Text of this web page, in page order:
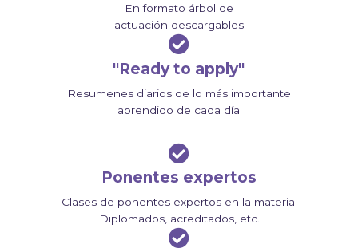
En formato árbol de
actuación descargables
"Ready to apply"
Resumenes diarios de lo más importante
aprendido de cada día
Ponentes expertos
Clases de ponentes expertos en la materia.
Diplomados, acreditados, etc.